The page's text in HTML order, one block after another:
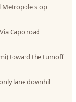
Metropole stop
Capo road
mi) toward the turnoff
lane downhill